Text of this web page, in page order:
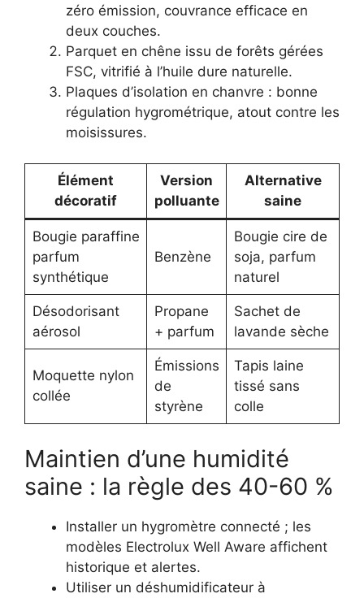
zéro émission, couvrance efficace en
deux couches.
Parquet en chêne issu de forêts gérées
FSC, vitrifié à l’huile dure naturelle.
Plaques d’isolation en chanvre : bonne
régulation hygrométrique, atout contre les
moisissures.
Élément
décoratif
Version
polluante
Alternative
saine
Bougie paraffine
parfum
synthétique
Benzène
Bougie cire de
soja, parfum
naturel
Désodorisant
aérosol
Propane
+ parfum
Sachet de
lavande sèche
Moquette nylon
collée
Émissions
de
styrène
Tapis laine
tissé sans
colle
Maintien d’une humidité
saine : la règle des 40-60 %
Installer un hygromètre connecté ; les
modèles Electrolux Well Aware affichent
historique et alertes.
Utiliser un déshumidificateur à